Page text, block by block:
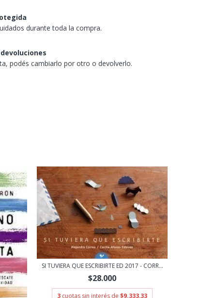
durante toda la compra.
podés cambiarlo por otro o devolverlo.
SI TUVIERA QUE ESCRIBIRTE ED 2017 - CORR...
$28.000
3 cuotas sin interés de $9.333,33